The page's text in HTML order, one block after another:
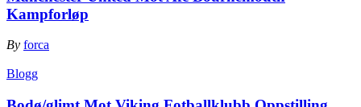
Kampforløp
By forca
Blogg